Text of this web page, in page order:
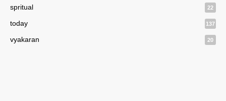
spritual 22
today 137
vyakaran 20